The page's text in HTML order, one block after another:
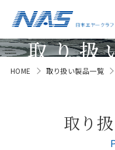
取り扱
HOME 取り扱い製品一覧
取り